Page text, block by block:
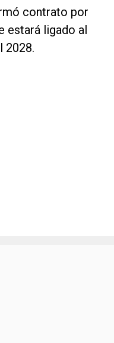
contrato por
estará ligado al
2028.